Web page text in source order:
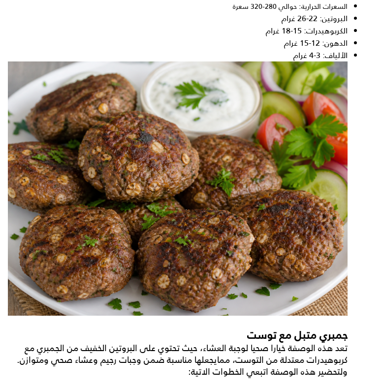
السعرات الحرارية: حوالي 280-320 سعرة
البروتين: 22-26 غرام
الكربوهيدرات: 15-18 غرام
الدهون: 12-15 غرام
الألياف: 3-4 غرام
جمبري متبل مع توست
تعد هذه الوصفة خيارا صحيا لوجبة العشاء، حيث تحتوي على البروتين الخفيف من الجمبري مع
كربوهيدرات معتدلة من التوست، ممايجعلها مناسبة ضمن وجبات رجيم وعشاء صحي ومتوازن.
ولتحضير هذه الوصفة اتبعي الخطوات الاتية: